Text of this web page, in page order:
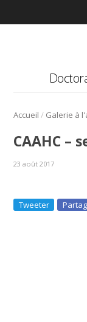
Accueil / Galerie à
CAAHC –
23 août 2017
Tweeter